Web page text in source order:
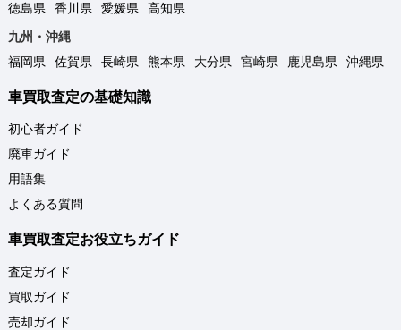
徳島県
香川県 愛媛県
高知県
九州・沖縄
福岡県
佐賀県 長崎県 熊本県 大分県 宮崎県 鹿児島県 沖縄県
車買取査定の基礎知識
初心者ガイド
廃車ガイド
用語集
よくある質問
車買取査定お役立ちガイド
査定ガイド
買取ガイド
売却ガイド